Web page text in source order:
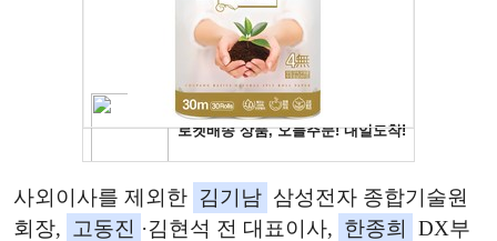
사외이사를 제외한 김기남 삼성전자 종합기술원
회장,
고동진 ·김현석 전 대표이사, 한종희
DX부